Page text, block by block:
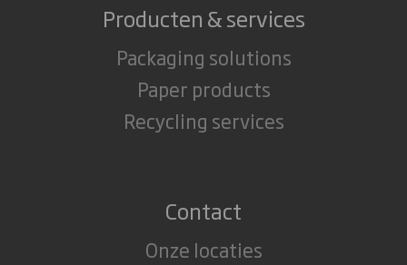
Producten & services
Packaging solutions
Paper products
Recycling services
Contact
Onze locaties